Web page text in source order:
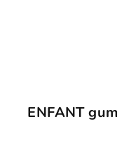
ENFANT